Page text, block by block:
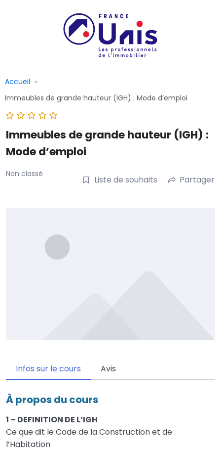
Accueil
Immeubles de grande hauteur (IGH) : Mode d’emploi
Immeubles de grande hauteur (IGH) :
Mode d’emploi
Non classé
Liste de souhaits Partager
Infos sur le cours Avis
À propos du cours
1 – DEFINITION DE L’IGH
Ce que dit le Code de la Construction et de
l’Habitation